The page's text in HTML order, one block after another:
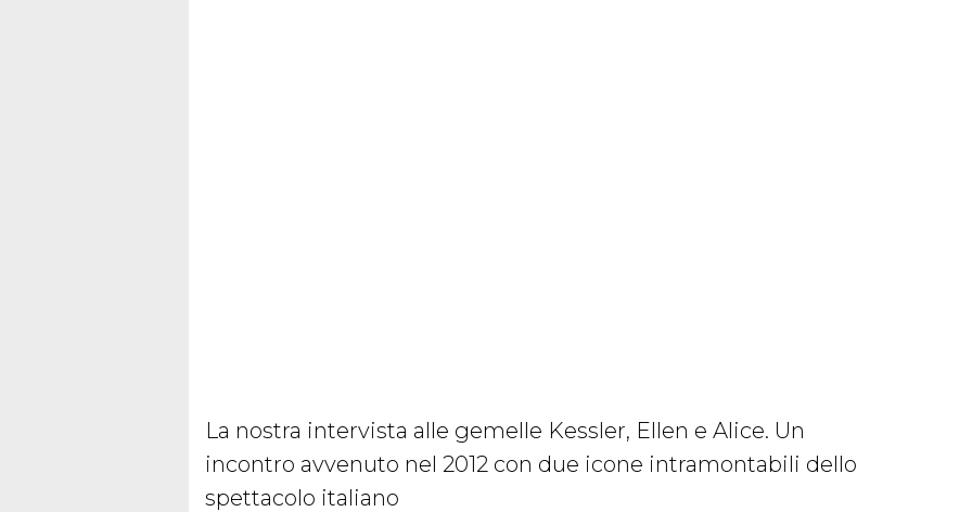
La nostra intervista alle gemelle Kessler, Ellen e Alice. Un
incontro avvenuto nel 2012 con due icone intramontabili dello
spettacolo italiano